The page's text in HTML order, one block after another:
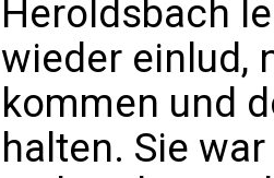
Heroldsbach
wieder einlud,
kommen und
halten. Sie